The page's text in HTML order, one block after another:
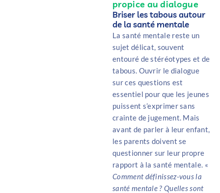
propice au dialogue
Briser les tabous autour
de la santé mentale
La santé mentale reste un
sujet délicat, souvent
entouré de stéréotypes et de
tabous. Ouvrir le dialogue
sur ces questions est
essentiel pour que les jeunes
puissent s’exprimer sans
crainte de jugement. Mais
avant de parler à leur enfant,
les parents doivent se
questionner sur leur propre
rapport à la santé mentale. «
Comment définissez-vous la
santé mentale ? Quelles sont